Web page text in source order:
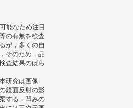
能なため注目
の有無を検査
が，多くの自
そのため，品
査結果のばら
研究は画像
鏡面反射の影
する．凹みの